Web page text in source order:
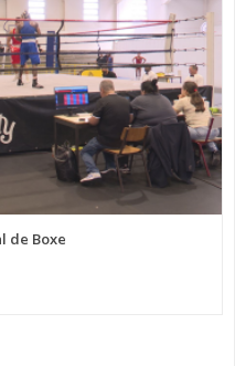
de Boxe